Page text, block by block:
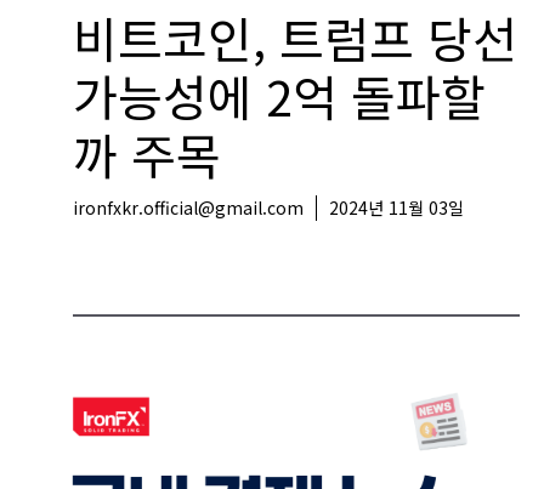
비트코인, 트럼프 당선
가능성에 2억 돌파할
까 주목
ironfxkr.official@gmail.com 2024년 11월 03일